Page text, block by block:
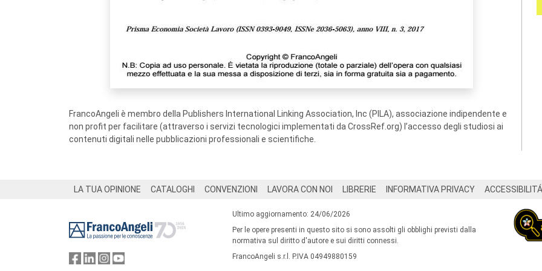
FrancoAngeli è membro della Publishers International Linking Association, Inc (PILA), associazione indipendente e
non profit per facilitare (attraverso i servizi tecnologici implementati da CrossRef.org) l’accesso degli studiosi ai
contenuti digitali nelle pubblicazioni professionali e scientifiche.
LA TUA OPINIONE CATALOGHI CONVENZIONI LAVORA CON NOI LIBRERIE INFORMATIVA PRIVACY ACCESSIBILITÁ
Ultimo aggiornamento: 24/06/2026
Per le opere presenti in questo sito si sono assolti gli obblighi previsti dalla
normativa sul diritto d'autore e sui diritti connessi.
FrancoAngeli s.r.l. P.IVA 04949880159